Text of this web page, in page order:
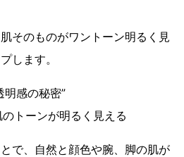
そのものがワントーン明るく見
します。
明感の秘密”
トーンが明るく見える
で、自然と顔色や腕、脚の肌が